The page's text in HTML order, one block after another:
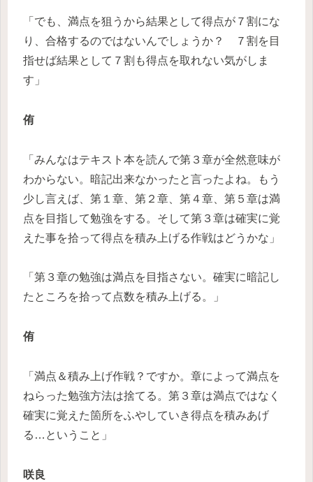
「でも、満点を狙うから結果として得点が７割にな
り、合格するのではないんでしょうか？ ７割を目
指せば結果として７割も得点を取れない気がしま
す」
侑
「みんなはテキスト本を読んで第３章が全然意味が
わからない。暗記出来なかったと言ったよね。もう
少し言えば、第１章、第２章、第４章、第５章は満
点を目指して勉強をする。そして第３章は確実に覚
えた事を拾って得点を積み上げる作戦はどうかな」
「第３章の勉強は満点を目指さない。確実に暗記し
たところを拾って点数を積み上げる。」
侑
「満点＆積み上げ作戦？ですか。章によって満点を
ねらった勉強方法は捨てる。第３章は満点ではなく
確実に覚えた箇所をふやしていき得点を積みあげ
る…ということ」
咲良